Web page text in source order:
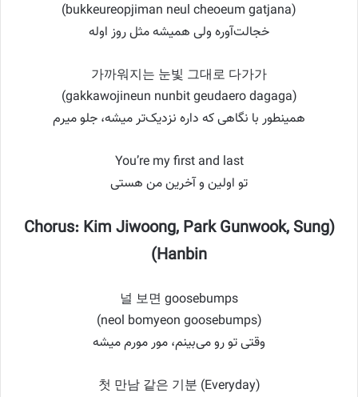
(bukkeureopjiman neul cheoeum gatjana)
خجالت‌آوره ولی همیشه مثل روز اوله
가까워지는 눈빛 그대로 다가가
(gakkawojineun nunbit geudaero dagaga)
همینطور با نگاهی که داره نزدیک‌تر میشه، جلو میرم
You’re my first and last
تو اولین و آخرین من هستی
(Chorus: Kim Jiwoong, Park Gunwook, Sung
Hanbin)
널 보면 goosebumps
(neol bomyeon goosebumps)
وقتی تو رو می‌بینم، مور مورم میشه
첫 만남 같은 기분 (Everyday)